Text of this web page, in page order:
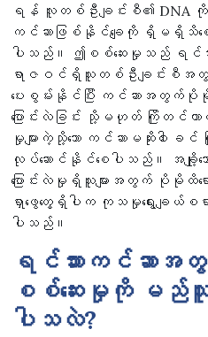
ရန် လူတစ်ဦးချင်းစီ၏ DNA ကို ခွဲ
ကင်ဆာဖြစ်နိုင်ချေကို ရှိမရှိသိစ
ပါသည်။ ဤစစ်ဆေးမှုသည် ရင်သား
ရာဇဝင်ရှိသူတစ်ဦးချင်းစီအတွက် အ
ပေးစွမ်းနိုင်ပြီး ကင်ဆာအတွက်ပို
ပြောင်းလဲခြင်း သို့မဟုတ် ကြို
မှုများကဲ့သို့သော ကင်ဆာမဆိုး၀ါး
လုပ်ဆောင်နိုင်စေပါသည်။ အချို့သော
ပြောင်းလဲမှုရှိသူများအတွက် ပိုမိုထိရေ
ရှာဖွေတွေ့ရှိပါက ကုသမှုရွေးချယ်စ
ပါသည်။
ရင်သားကင်ဆာအတွ
စစ်ဆေးမှုကို မည်
ပါသလဲ?